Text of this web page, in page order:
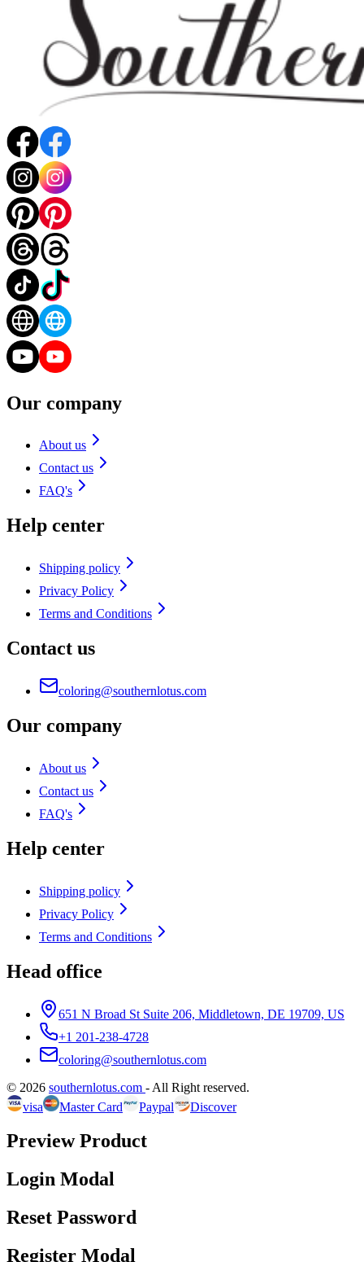
Our company
About us
Contact us
FAQ's
Help center
Shipping policy
Privacy Policy
Terms and Conditions
Contact us
coloring@southernlotus.com
Our company
About us
Contact us
FAQ's
Help center
Shipping policy
Privacy Policy
Terms and Conditions
Head office
651 N Broad St Suite 206, Middletown, DE 19709, US
+1 201-238-4728
coloring@southernlotus.com
© 2026 southernlotus.com - All Right reserved.
visa
Master Card Paypal Discover
Preview Product
Login Modal
Reset Password
Register Modal